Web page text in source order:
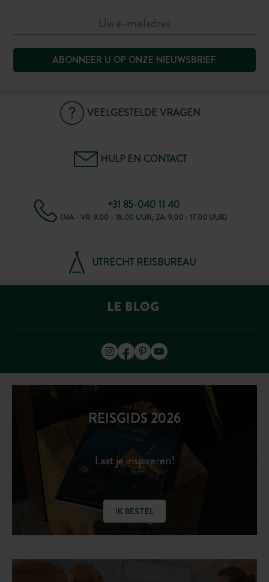
ABONNEER U OP ONZE NIEUWSBRIEF
VEELGESTELDE VRAGEN
HULP EN CONTACT
+31 85-040 11 40
(MA - VR: 9.00 - 18.00 UUR; ZA: 9.00 - 17.00 UUR)
UTRECHT REISBUREAU
REISGIDS 2026
Laat je inspireren!
IK BESTEL